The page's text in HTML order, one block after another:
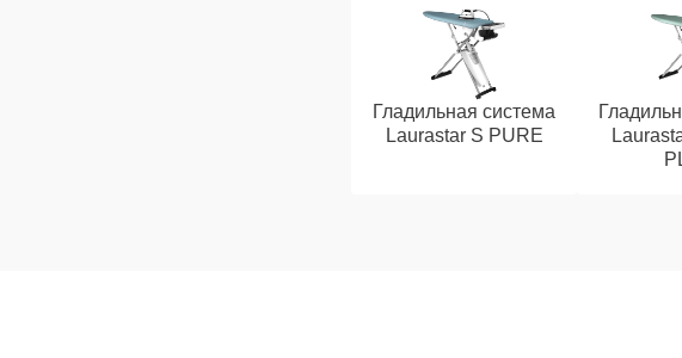
Гладильная система
Laurastar S PURE